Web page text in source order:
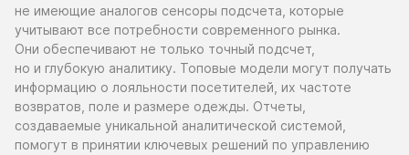
не имеющие аналогов сенсоры подсчета, которые
учитывают все потребности современного рынка.
Они обеспечивают не только точный подсчет,
но и глубокую аналитику. Топовые модели могут получать
информацию о лояльности посетителей, их частоте
возвратов, поле и размере одежды. Отчеты,
создаваемые уникальной аналитической системой,
помогут в принятии ключевых решений по управлению